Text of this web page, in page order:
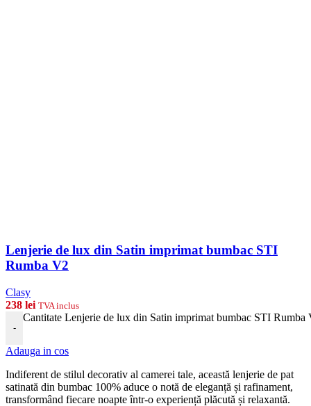
Lenjerie de lux din Satin imprimat bumbac STI
Rumba V2
Clasy
238 lei TVA inclus
-
Cantitate Lenjerie de lux din Satin imprimat bumbac STI Rumba
Adauga in cos
Indiferent de stilul decorativ al camerei tale, această lenjerie de pat
satinată din bumbac 100% aduce o notă de eleganță și rafinament,
transformând fiecare noapte într-o experiență plăcută și relaxantă.